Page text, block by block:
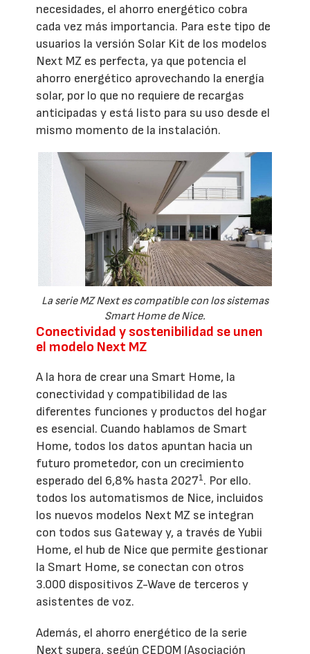
necesidades, el ahorro energético cobra
cada vez más importancia. Para este tipo de
usuarios la versión Solar Kit de los modelos
Next MZ es perfecta, ya que potencia el
ahorro energético aprovechando la energía
solar, por lo que no requiere de recargas
anticipadas y está listo para su uso desde el
mismo momento de la instalación.
La serie MZ Next es compatible con los sistemas
Smart Home de Nice.
Conectividad y sostenibilidad se unen
el modelo Next MZ
A la hora de crear una Smart Home, la
conectividad y compatibilidad de las
diferentes funciones y productos del hogar
es esencial. Cuando hablamos de Smart
Home, todos los datos apuntan hacia un
futuro prometedor, con un crecimiento
esperado del 6,8% hasta 20271. Por ello.
todos los automatismos de Nice, incluidos
los nuevos modelos Next MZ se integran
con todos sus Gateway y, a través de Yubii
Home, el hub de Nice que permite gestionar
la Smart Home, se conectan con otros
3.000 dispositivos Z-Wave de terceros y
asistentes de voz.
Además, el ahorro energético de la serie
Next supera, según CEDOM (Asociación